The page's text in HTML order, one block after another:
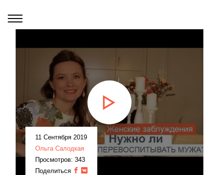
11 Сентября 2019
Ольга Салодкая
Просмотров: 343
Поделиться